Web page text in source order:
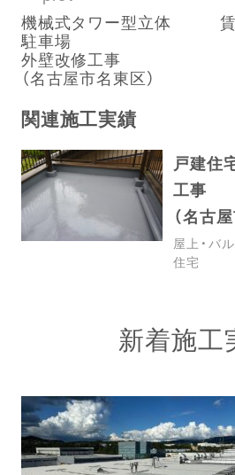
機械式タワー型立体
駐車場
外壁改修工事
（名古屋市名東区）
関連施工実績
戸建住
工事
（名古
屋上・バ
住宅
新着施工